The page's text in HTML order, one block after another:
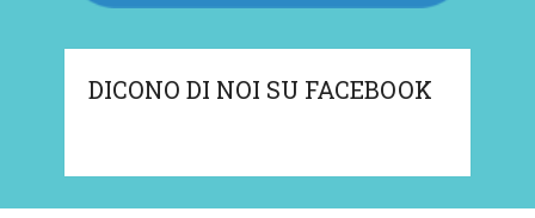
DICONO DI NOI SU FACEBOOK